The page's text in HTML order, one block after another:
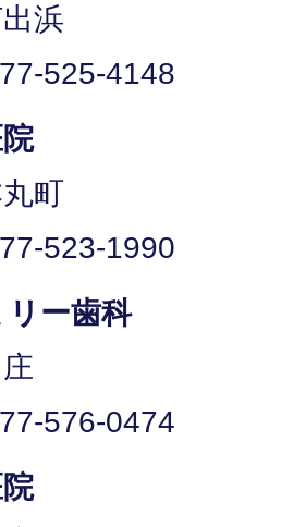
浜
525‐4148
町
523-1990
ー歯科
576-0474